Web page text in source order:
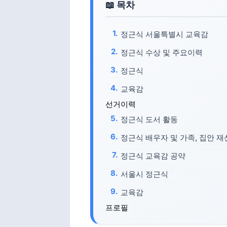
정근식 서울특별시 교육감
정근식 수상 및 주요이력
정근식
교육감
선거이력
정근식 도서 활동
정근식 배우자 및 가족, 집안 재
정근식 교육감 공약
서울시 정근식
교육감
프로필